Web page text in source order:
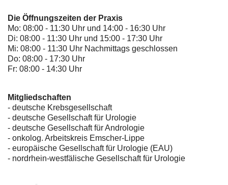
Die Öffnungszeiten der Praxis
Mo: 08:00 - 11:30 Uhr und 14:00 - 16:30 Uhr
Di: 08:00 - 11:30 Uhr und 15:00 - 17:30 Uhr
Mi: 08:00 - 11:30 Uhr Nachmittags geschlossen
Do: 08:00 - 17:30 Uhr
Fr: 08:00 - 14:30 Uhr
Mitgliedschaften
- deutsche Krebsgesellschaft
- deutsche Gesellschaft für Urologie
- deutsche Gesellschaft für Andrologie
- onkolog. Arbeitskreis Emscher-Lippe
- europäische Gesellschaft für Urologie (EAU)
- nordrhein-westfälische Gesellschaft für Urologie